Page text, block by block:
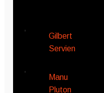
Gilbert
Servien
Manu
Pluton